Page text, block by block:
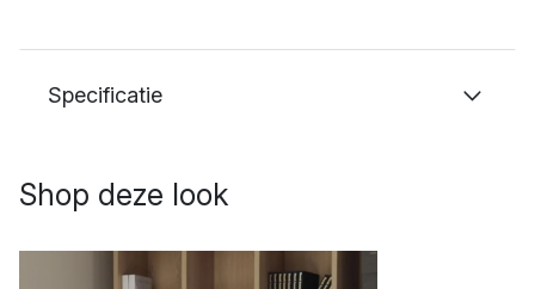
Specificatie
Shop deze look